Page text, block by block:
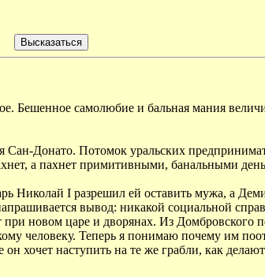
Бешенное самолюбие и бальная мания
Донато. Потомок уральских
а пахнет примитивными, банальными
Николай I разрешил ей оставить мужа, а
вывод: никакой социальной
новом царе и дворянах. Из Домбровского
человеку. Теперь я понимаю почему им
хочет наступить на те же грабли, как